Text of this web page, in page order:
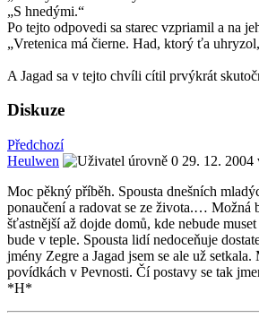
„S hnedými.“
Po tejto odpovedi sa starec vzpriamil a na
„Vretenica má čierne. Had, ktorý ťa
A Jagad sa v tejto chvíli cítil prvýkrát
Diskuze
Předchozí
Heulwen
29. 12. 2004
Moc pěkný příběh. Spousta dnešních
ponaučení a radovat se ze života.… Možná
šťastnější až dojde domů, kde nebude
bude v teple. Spousta lidí nedoceňuje
jmény Zegre a Jagad jsem se ale už
povídkách v Pevnosti. Čí postavy se tak
*H*